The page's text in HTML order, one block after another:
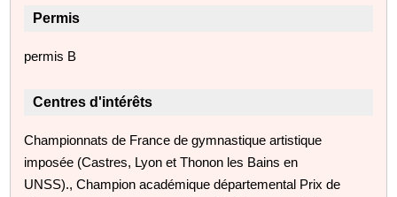
Permis
permis B
Centres d'intérêts
Championnats de France de gymnastique artistique
imposée (Castres, Lyon et Thonon les Bains en
UNSS)., Champion académique départemental Prix de